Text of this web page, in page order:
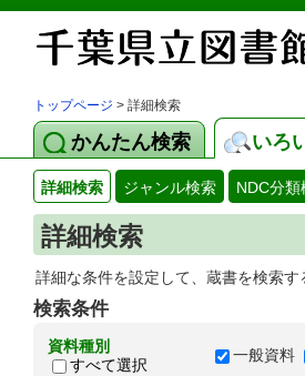
トップページ > 詳細検索
かんたん検索 いろ
詳細検索 ジャンル検索 NDC分類
詳細検索
詳細な条件を設定して、蔵書を検索す
検索条件
資料種別
すべて選択
一般資料